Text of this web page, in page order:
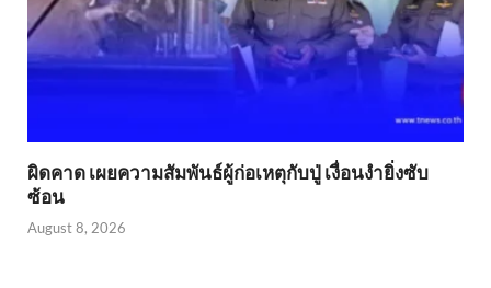
ผิดคาด เผยความสัมพันธ์ผู้ก่อเหตุกับปู่ เงื่อนงำยิ่งซับ
ซ้อน
August 8, 2026